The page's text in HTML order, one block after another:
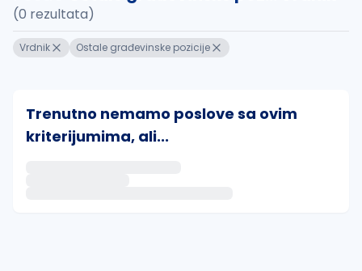
(0 rezultata)
Vrdnik Ostale građevinske pozicije
Trenutno nemamo poslove sa ovim
kriterijumima, ali...